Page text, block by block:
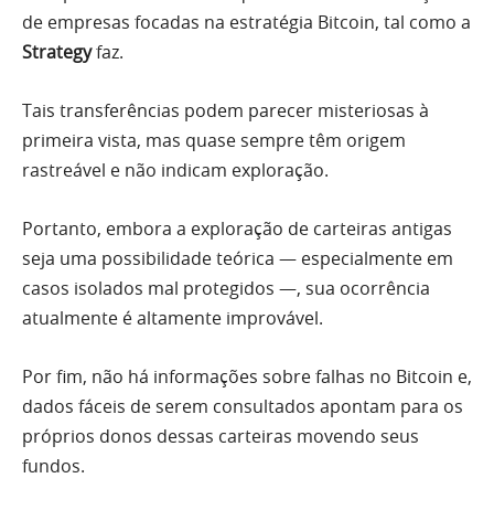
de empresas focadas na estratégia Bitcoin, tal como a
Strategyfaz.
Tais transferências podem parecer misteriosas à
primeira vista, mas quase sempre têm origem
rastreável e não indicam exploração.
Portanto, embora a exploração de carteiras antigas
seja uma possibilidade teórica — especialmente em
casos isolados mal protegidos —, sua ocorrência
atualmente é altamente improvável.
Por fim, não há informações sobre falhas no Bitcoin e,
dados fáceis de serem consultados apontam para os
próprios donos dessas carteiras movendo seus
fundos.